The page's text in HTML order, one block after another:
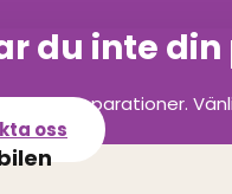
du inte
olika reparationer.
oss